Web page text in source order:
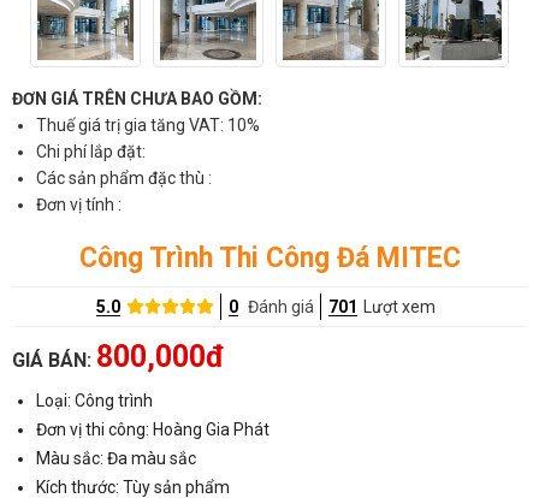
ĐƠN GIÁ TRÊN CHƯA BAO GỒM:
Thuế giá trị gia tăng VAT: 10%
Chi phí lắp đặt:
Các sản phẩm đặc thù :
Đơn vị tính :
Công Trình Thi Công Đá MITEC
5.0 0 Đánh giá 701 Lượt xem
GIÁ BÁN: 800,000đ
Loại: Công trình
Đơn vị thi công: Hoàng Gia Phát
Màu sắc: Đa màu sắc
Kích thước: Tùy sản phẩm